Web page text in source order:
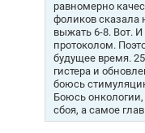
равномерно
фоликов
выжать 6-8. Вот. И
протоколом.
будущее время.
гистера и
боюсь
Боюсь
сбоя, а самое